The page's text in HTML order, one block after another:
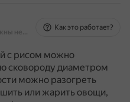
На основе источников, возможны неточности
Как это работает?
с рисом можно
сковороду диаметром
можно разогреть
или жарить овощи,